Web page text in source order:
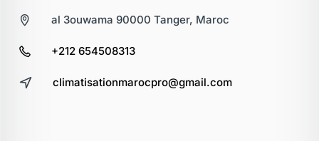
al 3ouwama 90000 Tanger, Maroc
+212 654508313
climatisationmarocpro@gmail.com